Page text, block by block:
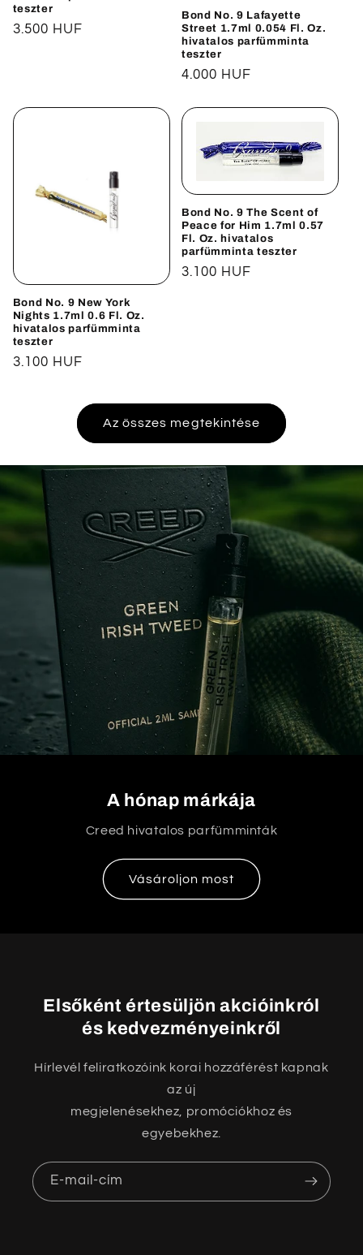
teszter
Normál
3.500 HUF
Bond No. 9 Lafayette
Street 1.7ml 0.054 Fl. Oz.
hivatalos parfümminta
teszter
Normál
4.000 HUF
Bond No. 9 New York
Nights 1.7ml 0.6 Fl. Oz.
hivatalos parfümminta
teszter
Normál
3.100 HUF
Bond No. 9 The Scent of
Peace for Him 1.7ml 0.57
Fl. Oz. hivatalos
parfümminta teszter
Normál
3.100 HUF
Az összes megtekintése
A hónap márkája
Creed hivatalos parfümminták
Vásároljon most
Elsőként értesüljön akcióinkról
és kedvezményeinkről
Hírlevél feliratkozóink korai hozzáférést kapnak
az új
megjelenésekhez, promóciókhoz és
egyebekhez.
E-mail-cím